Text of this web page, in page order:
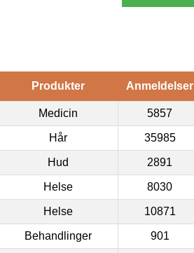
Produkter Anmeldelser
Medicin 5857
Hår 35985
Hud 2891
Helse 8030
Helse 10871
Behandlinger 901